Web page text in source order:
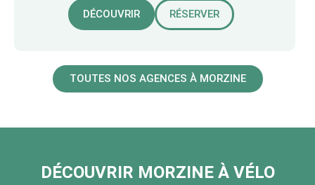
DÉCOUVRIR RÉSERVER
TOUTES NOS AGENCES À MORZINE
DÉCOUVRIR MORZINE À VÉLO